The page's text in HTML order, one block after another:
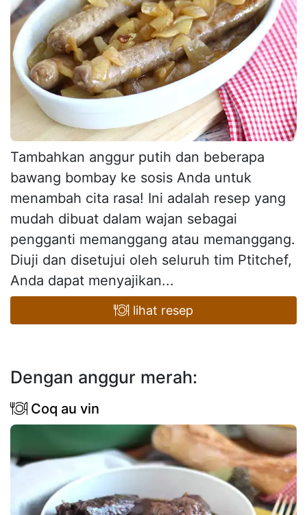
Tambahkan anggur putih dan beberapa
bawang bombay ke sosis Anda untuk
menambah cita rasa! Ini adalah resep yang
mudah dibuat dalam wajan sebagai
pengganti memanggang atau memanggang.
Diuji dan disetujui oleh seluruh tim Ptitchef,
Anda dapat menyajikan...
lihat resep
Dengan anggur merah:
Coq au vin